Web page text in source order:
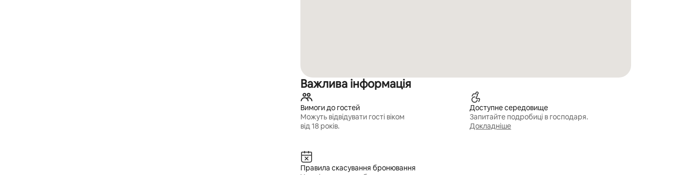
Важлива інформація
Вимоги до гостей
Можуть відвідувати гості віком
від 18 років.
Доступне середовище
Запитайте подробиці в господаря.
Докладніше
Правила скасування бронювання